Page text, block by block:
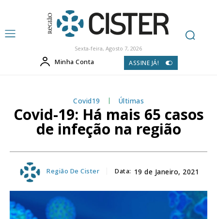
Sexta-feira, Agosto 7, 2026
Minha Conta ASSINE JÁ!
Covid19 Últimas
Covid-19: Há mais 65 casos
de infeção na região
Região De Cister Data: 19 de Janeiro, 2021